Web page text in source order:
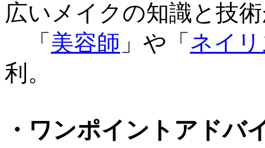
広いメイクの知識と技
「 美容師 」や「 ネイ
利。
・ワンポイントアドバ